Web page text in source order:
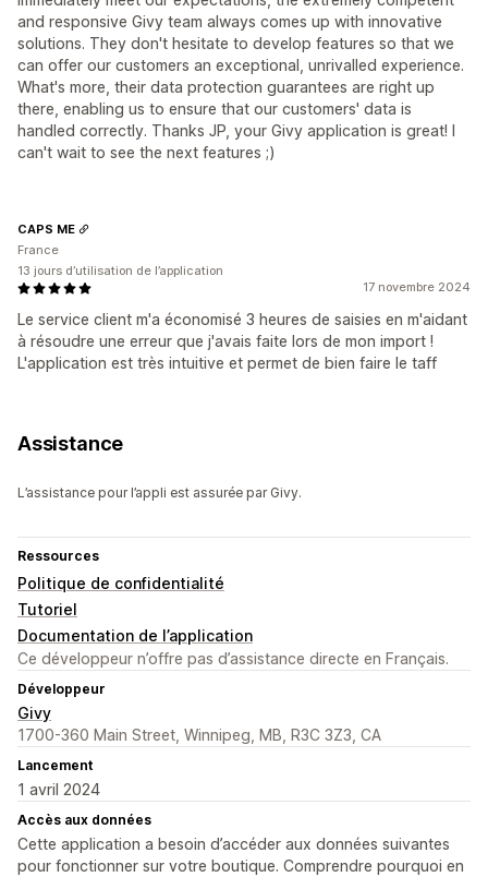
and responsive Givy team always comes up with innovative
solutions. They don't hesitate to develop features so that we
can offer our customers an exceptional, unrivalled experience.
What's more, their data protection guarantees are right up
there, enabling us to ensure that our customers' data is
handled correctly. Thanks JP, your Givy application is great! I
can't wait to see the next features ;)
17 novembre 2024
Le service client m'a économisé 3 heures de saisies en m'aidant
à résoudre une erreur que j'avais faite lors de mon import !
L'application est très intuitive et permet de bien faire le taff
CAPS ME
France
13 jours d’utilisation de l’application
Assistance
L’assistance pour l’appli est assurée par Givy.
Ressources
Politique de confidentialité
Tutoriel
Documentation de l’application
Ce développeur n’offre pas d’assistance directe en Français.
Développeur
Givy
1700-360 Main Street, Winnipeg, MB, R3C 3Z3, CA
Lancement
1 avril 2024
Accès aux données
Cette application a besoin d’accéder aux données suivantes
pour fonctionner sur votre boutique. Comprendre pourquoi en